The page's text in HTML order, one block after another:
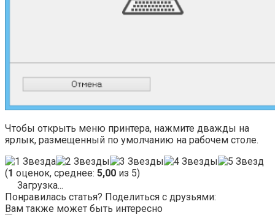
Чтобы открыть меню принтера, нажмите дважды на
ярлык, размещенный по умолчанию на рабочем столе.
(1 оценок, среднее: 5,00 из 5)
Загрузка...
Понравилась статья? Поделиться с друзьями:
Вам также может быть интересно